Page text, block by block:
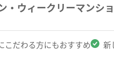
・ウィークリーマンシ
こだわる方にもおすすめ 新